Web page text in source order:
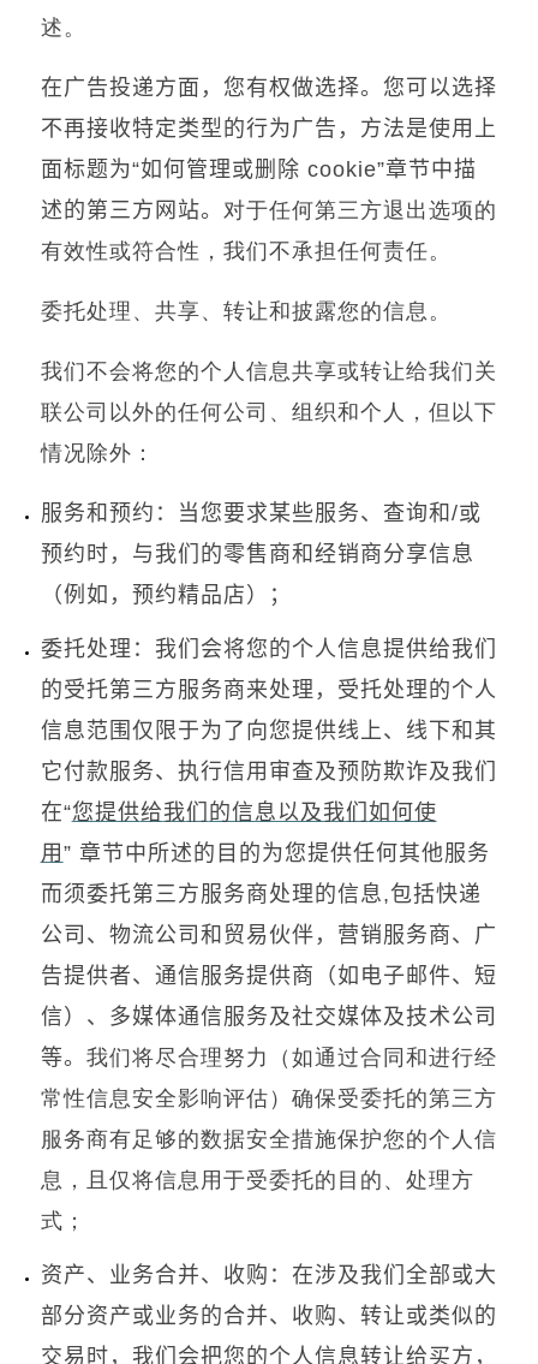
述。
在广告投递方面，您有权做选择。您可以选择
不再接收特定类型的行为广告，方法是使用上
面标题为“如何管理或删除 cookie”章节中描
述的第三方网站。 对于任何第三方退出选项的
有效性或符合性，我们不承担任何责任。
委托处理、共享、转让和披露您的信息。
我们不会将您的个人信息共享或转让给我们关
联公司以外的任何公司、组织和个人，但以下
情况除外：
服务和预约：当您要求某些服务、查询和 /或
预约时，与我们的零售商和经销商分享信息
（例如，预约精品店）；
委托处理：我们会将您的个人信息提供给我们
的受托第三方服务商来处理，受托处理的个人
信息范围仅限于为了向您提供线上、线下和其
它付款服务、执行信用审查及预防欺诈及我们
在“您提供给我们的信息以及我们如何使
用” 章节中所述的目的为您提供任何其他服务
而须委托第三方服务商处理的信息,包括快递
公司、物流公司和贸易伙伴，营销服务商、广
告提供者、通信服务提供商（如电子邮件、短
信）、多媒体通信服务及社交媒体及技术公司
等。 我们将尽合理努力（如通过合同和进行经
常性信息安全影响评估）确保受委托的第三方
服务商有足够的数据安全措施保护您的个人信
息，且仅将信息用于受委托的目的、处理方
式；
资产、业务合并、收购：在涉及我们全部或大
部分资产或业务的合并、收购、转让或类似的
交易时，我们会把您的个人信息转让给买方，